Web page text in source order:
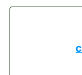
エンタメ